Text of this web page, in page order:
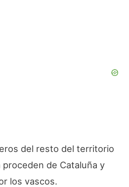
del resto del territorio
proceden de Cataluña y
los vascos.